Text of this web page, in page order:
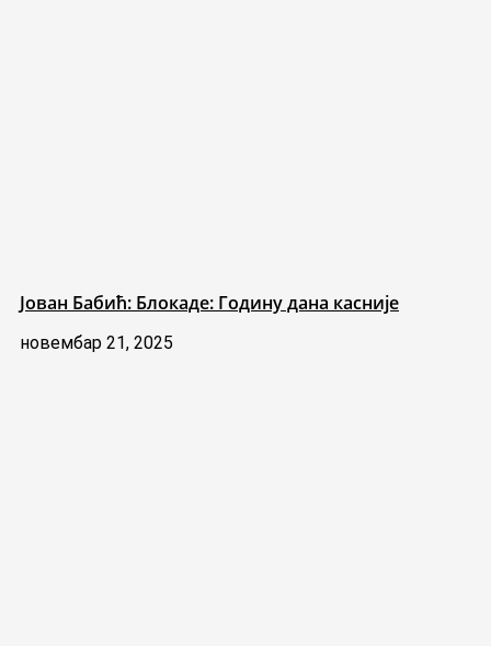
Јован Бабић: Блокаде: Годину дана касније
новембар 21, 2025